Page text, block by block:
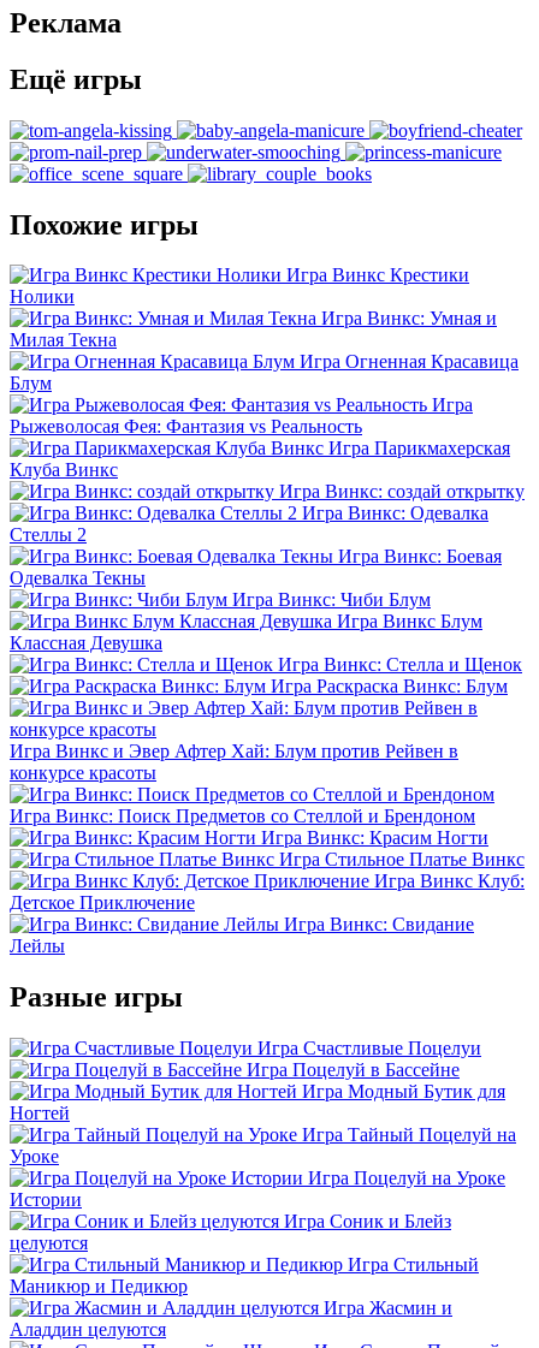
Реклама
Ещё игры
Похожие игры
Игра Винкс Крестики
Нолики
Игра Винкс: Умная и
Милая Текна
Игра Огненная Красавица
Блум
Игра
Рыжеволосая Фея: Фантазия vs Реальность
Игра Парикмахерская
Клуба Винкс
Игра Винкс: создай открытку
Игра Винкс: Одевалка
Стеллы 2
Игра Винкс: Боевая
Одевалка Текны
Игра Винкс: Чиби Блум
Игра Винкс Блум
Классная Девушка
Игра Винкс: Стелла и Щенок
Игра Раскраска Винкс: Блум
Игра Винкс и Эвер Афтер Хай: Блум против Рейвен в
конкурсе красоты
Игра Винкс: Поиск Предметов со Стеллой и Брендоном
Игра Винкс: Красим Ногти
Игра Стильное Платье Винкс
Игра Винкс Клуб:
Детское Приключение
Игра Винкс: Свидание
Лейлы
Разные игры
Игра Счастливые Поцелуи
Игра Поцелуй в Бассейне
Игра Модный Бутик для
Ногтей
Игра Тайный Поцелуй на
Уроке
Игра Поцелуй на Уроке
Истории
Игра Соник и Блейз
целуются
Игра Стильный
Маникюр и Педикюр
Игра Жасмин и
Аладдин целуются